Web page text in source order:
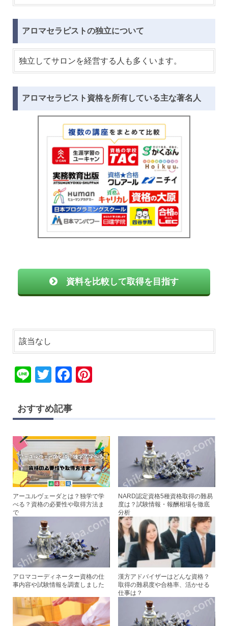
アロマセラピストの独立について
独立してサロンを経営する人も多くいます。
アロマセラピスト資格を所有している主な著名人
資料を比較して取得を目指す
該当なし
Li
e
T
tt
er
F
c
b
o
o
k
st
おすすめ記事
アーユルヴェーダとは？独学で学
べる？資格の必要性や取得方法ま
で
NARD認定資格5種資格取得の難易
度は？試験情報・報酬相場を徹底
分析
アロマコーディネーター資格の仕
事内容や試験情報を調査しました
漢方アドバイザーはどんな資格？
取得の難易度や合格率、活かせる
仕事は？